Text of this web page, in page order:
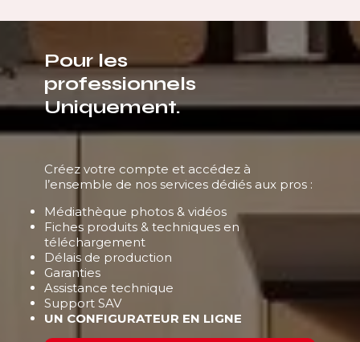
Pour les
professionnels
Uniquement.
Créez votre compte et accédez à
l’ensemble de nos services dédiés aux pros :
Médiathèque photos & vidéos
Fiches produits & techniques en
téléchargement
Délais de production
Garanties
Assistance technique
Support SAV
UN CONFIGURATEUR EN LIGNE